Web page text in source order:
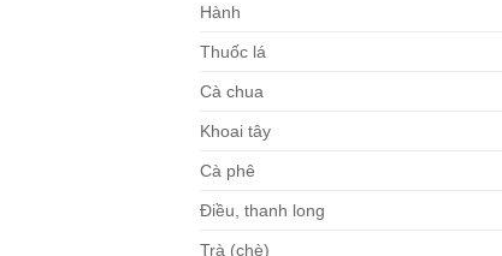
Hành
Thuốc lá
Cà chua
Khoai tây
Cà phê
Điều, thanh long
Trà (chè)